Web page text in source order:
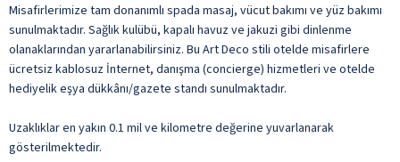
Misafirlerimize tam donanımlı spada masaj, vücut bakımı ve yüz bakımı
sunulmaktadır. Sağlık kulübü, kapalı havuz ve jakuzi gibi dinlenme
olanaklarından yararlanabilirsiniz. Bu Art Deco stili otelde misafirlere
ücretsiz kablosuz İnternet, danışma (concierge) hizmetleri ve otelde
hediyelik eşya dükkânı/gazete standı sunulmaktadır.
Uzaklıklar en yakın 0.1 mil ve kilometre değerine yuvarlanarak
gösterilmektedir.